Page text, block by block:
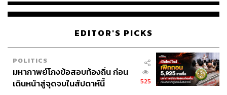
จ่ายหนี้-แอบระบุแบรนด์
EDITOR'S PICKS
POLITICS
มหากาพย์โกงข้อสอบท้องถิ่น ก่อน
เดินหน้าสู่จุดจบในสัปดาห์นี้
525